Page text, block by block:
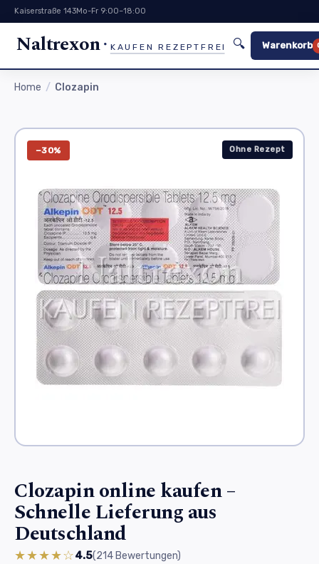
Kaiserstraße 143Mo-Fr 9:00–18:00
Naltrexon KAUFEN REZEPTFREI 🔍 Warenkorb
Home Clozapin
−30% Ohne Rezept
Clozapin online kaufen –
Schnelle Lieferung aus
Deutschland
★★★★☆4.5(214 Bewertungen)